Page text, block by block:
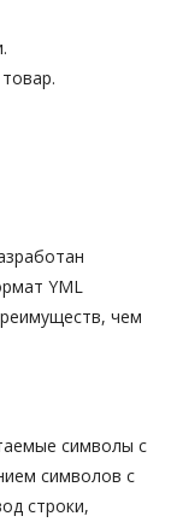
YML
чем
символы с
символов с
строки,